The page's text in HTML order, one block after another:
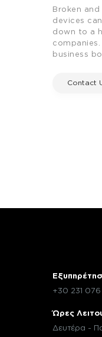
Broken
devices
down to a
business
Contact
+30 231
Ώρες
Δευτέρα -